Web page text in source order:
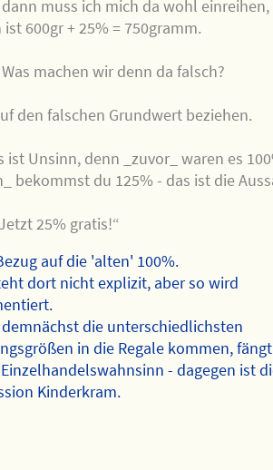
dann muss ich mich da wohl
ist 600gr + 25% = 750gramm.
Was machen wir denn da falsch?
den falschen Grundwert beziehen.
ist Unsinn, denn _zuvor_ waren es
bekommst du 125% - das ist die
25% gratis!“
auf die 'alten' 100%.
dort nicht explizit, aber so wird
demnächst die unterschiedlichsten
in die Regale kommen,
- dagegen ist
Kinderkram.